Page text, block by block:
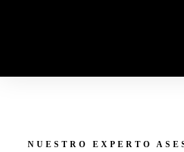
NUESTRO EXPERTO